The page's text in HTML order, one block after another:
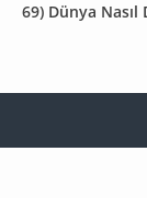
69) Dünya Nasıl